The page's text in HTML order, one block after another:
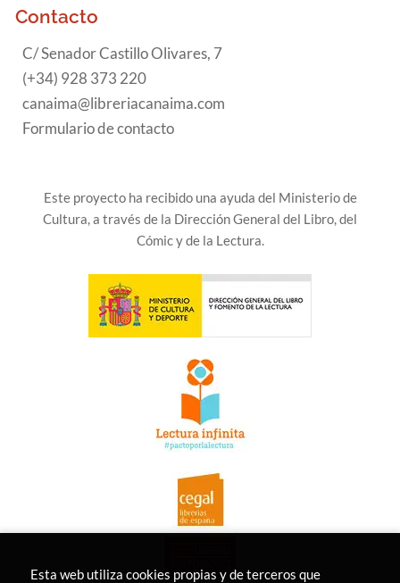
Contacto
C/ Senador Castillo Olivares, 7
(+34) 928 373 220
canaima@libreriacanaima.com
Formulario de contacto
Este proyecto ha recibido una ayuda del Ministerio de
Cultura, a través de la Dirección General del Libro, del
Cómic y de la Lectura.
Esta web utiliza cookies propias y de terceros que